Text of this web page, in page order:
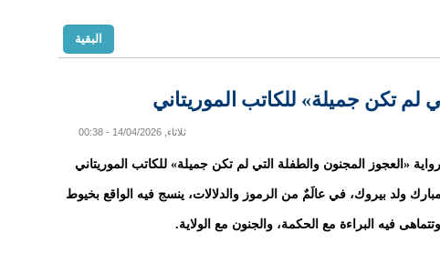
البقية
لم تكن جميلة» للكاتب الموريتاني
ثلاثاء, 14/04/2026 - 00:38
«العجوز المجنون والطفلة التي لم تكن جميلة» للكاتب الموريتاني
ولد بيروك، في عالَمٌ من الرموز والدلالات، ينسج فيه الواقع بخيوط
وتتماهى فيه البراءة مع الحكمة، والجنون مع الولاية.